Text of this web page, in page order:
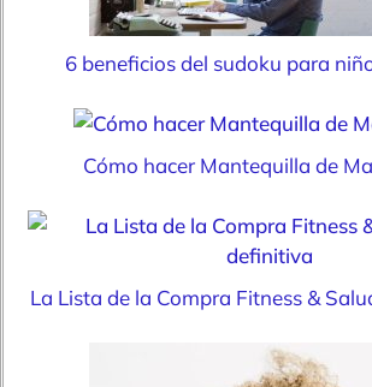
6 beneficios del sudoku para
Cómo hacer Mantequilla de
La Lista de la Compra Fitness &